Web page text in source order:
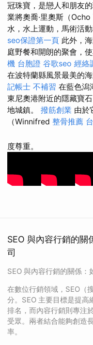
冠珠寶，是戀人和朋友
業將奧喬·里奧斯（Ocho
水，水上運動，馬術活
seo保證第一頁 此外，
庭野餐和開朗的聚會，
機 台胞證 谷歌seo 經絡
在波特蘭縣風景最美的
記帳士 不補習 在藍色潟
東尼奧港附近的隱藏寶
地城鎮。 撥筋創業 由於
（Winnifred 整骨推薦
度尊重。
SEO 與內容行銷的
司
SEO 與內容行銷的關係
在數位行銷領域，SEO（
分。SEO 主要目標是提高
排名，而內容行銷則專注
受眾。兩者結合能夠創造
率。